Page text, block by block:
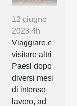
12 giugno
2023 4h
Viaggiare e
visitare altri
Paesi dopo
diversi mesi
di intenso
lavoro, ad